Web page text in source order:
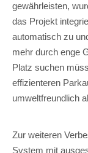
gewährleisten,
das Projekt
automatisch zu
mehr durch enge
Platz suchen
effizienteren
umweltfreundlich
Zur weiteren
System mit